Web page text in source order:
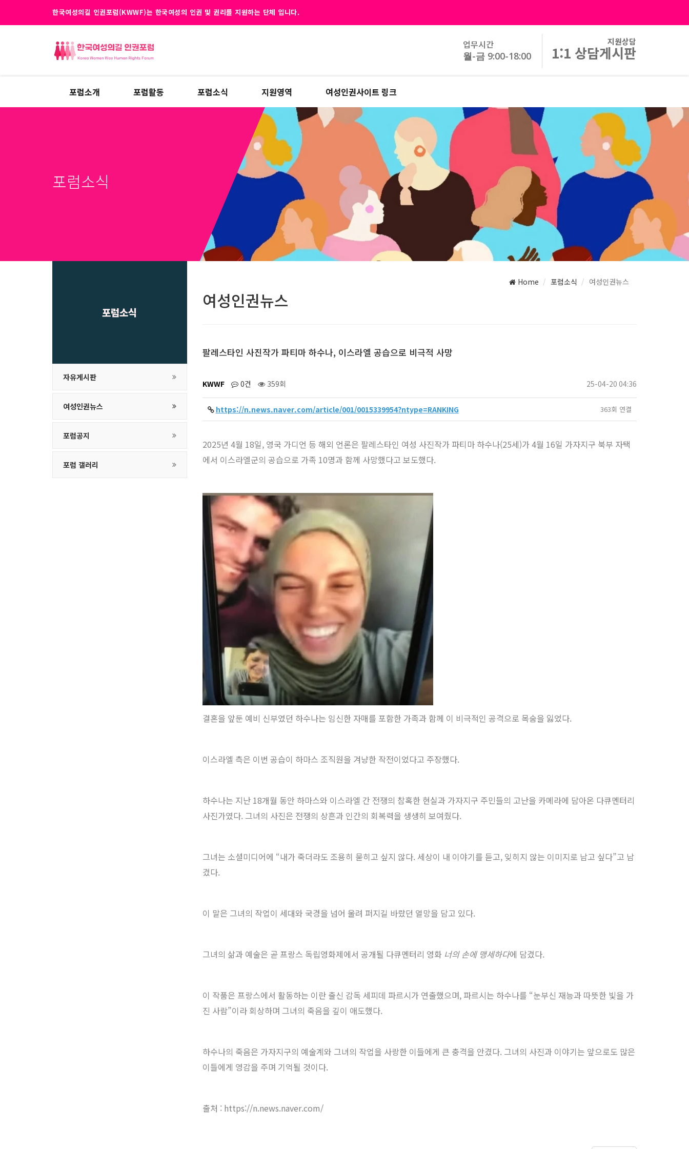
한국여성의길 인권포럼(KWWF)는 한국여성의 인권 및 권리를 지원하는 단체 입니다.
업무시간
월-금 9:00-18:00
지원상담
1:1 상담게시판
포럼소개 포럼활동 포럼소식 지원영역 여성인권사이트 링크
포럼소식
포럼소식
자유게시판
여성인권뉴스
포럼공지
포럼 갤러리
Home 포럼소식 여성인권뉴스
여성인권뉴스
팔레스타인 사진작가 파티마 하수나, 이스라엘 공습으로 비극적 사망
KWWF 0건 359회 25-04-20 04:36
https://n.news.naver.com/article/001/0015339954?ntype=RANKING 363회 연결
2025년 4월 18일, 영국 가디언 등 해외 언론은 팔레스타인 여성 사진작가 파티마 하수나(25세)가 4월 16일 가자지구 북부 자택
에서 이스라엘군의 공습으로 가족 10명과 함께 사망했다고 보도했다.
결혼을 앞둔 예비 신부였던 하수나는 임신한 자매를 포함한 가족과 함께 이 비극적인 공격으로 목숨을 잃었다.
이스라엘 측은 이번 공습이 하마스 조직원을 겨냥한 작전이었다고 주장했다.
하수나는 지난 18개월 동안 하마스와 이스라엘 간 전쟁의 참혹한 현실과 가자지구 주민들의 고난을 카메라에 담아온 다큐멘터리
사진가였다. 그녀의 사진은 전쟁의 상흔과 인간의 회복력을 생생히 보여줬다.
그녀는 소셜미디어에 “내가 죽더라도 조용히 묻히고 싶지 않다. 세상이 내 이야기를 듣고, 잊히지 않는 이미지로 남고 싶다”고 남
겼다.
이 말은 그녀의 작업이 세대와 국경을 넘어 울려 퍼지길 바랐던 열망을 담고 있다.
그녀의 삶과 예술은 곧 프랑스 독립영화제에서 공개될 다큐멘터리 영화 너의 손에 맹세하다에 담겼다.
이 작품은 프랑스에서 활동하는 이란 출신 감독 세피데 파르시가 연출했으며, 파르시는 하수나를 “눈부신 재능과 따뜻한 빛을 가
진 사람”이라 회상하며 그녀의 죽음을 깊이 애도했다.
하수나의 죽음은 가자지구의 예술계와 그녀의 작업을 사랑한 이들에게 큰 충격을 안겼다. 그녀의 사진과 이야기는 앞으로도 많은
이들에게 영감을 주며 기억될 것이다.
출처 : https://n.news.naver.com/